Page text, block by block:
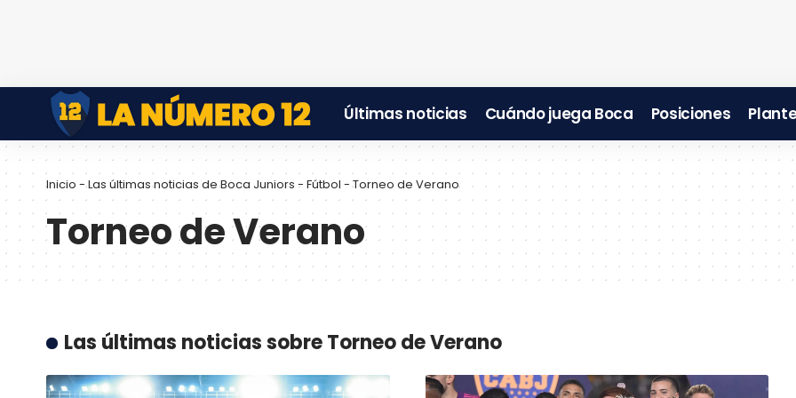
Últimas noticias Cuándo juega Boca Posiciones
Inicio -Las últimas noticias de Boca Juniors - Fútbol -Torneo de Verano
Torneo de Verano
Las últimas noticias sobre Torneo de Verano